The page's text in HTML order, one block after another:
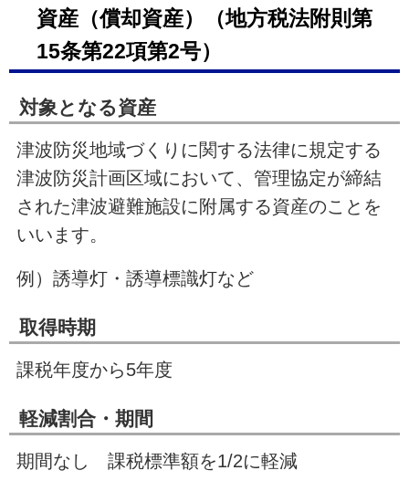
資産（償却資産）（地方税法附則第
15条第22項第2号）
対象となる資産
津波防災地域づくりに関する法律に規定する
津波防災計画区域において、管理協定が締結
された津波避難施設に附属する資産のことを
いいます。
例）誘導灯・誘導標識灯など
取得時期
課税年度から5年度
軽減割合・期間
期間なし 課税標準額を1/2に軽減